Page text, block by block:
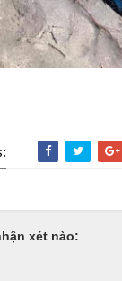
xét nào: